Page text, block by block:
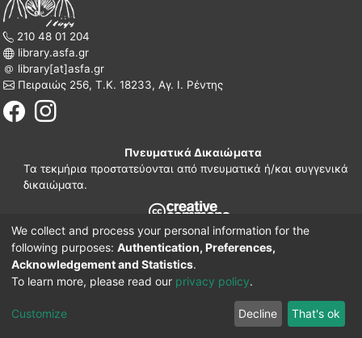
210 48 01 204
library.asfa.gr
library[at]asfa.gr
Πειραιώς 256, Τ.Κ. 18233, Αγ. Ι. Ρέντης
Πνευματικά Δικαιώματα
Τα τεκμήρια προστατεύονται από πνευματικά ή/και συγγενικά
δικαιώματα.
210 38 97 109
www.asfa.gr
Πατησίων 42, Τ.Κ. 10682, Αθήνα
DSpace software Implementation ELiDOC
We collect and process your personal information for the
following purposes: Authentication, Preferences,
Acknowledgement and Statistics.
To learn more, please read our privacy policy.
Customize Decline That's ok